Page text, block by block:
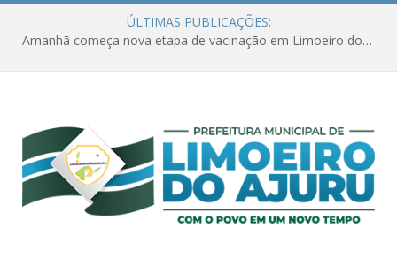
ÚLTIMAS PUBLICAÇÕES:
Amanhã começa nova etapa de vacinação em Limoeiro do Ajuru para idosos com 65 ou mais